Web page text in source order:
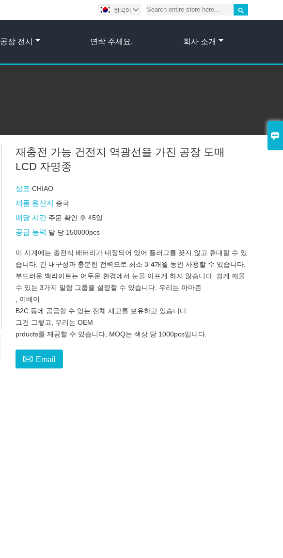


한국어 
공장 전시 연락 주세요. 회사 소개
재충전 가능 건전지 역광선을 가진 공장 도매
LCD 자명종
상표CHIAO
제품 원산지 중국
배달 시간 주문 확인 후 45일
공급 능력 달 당 150000pcs
이 시계에는 충전식 배터리가 내장되어 있어 플러그를 꽂지 않고 휴대할 수 있
습니다. 긴 내구성과 충분한 전력으로 최소 3-4개월 동안 사용할 수 있습니다.
부드러운 백라이트는 어두운 환경에서 눈을 아프게 하지 않습니다. 쉽게 깨울
수 있는 3가지 알람 그룹을 설정할 수 있습니다. 우리는 아마존
, 이베이
B2C 등에 공급할 수 있는 전체 재고를 보유하고 있습니다.
그건 그렇고, 우리는 OEM
prducts를 제공할 수 있습니다, MOQ는 색상 당 1000pcs입니다.
 Email